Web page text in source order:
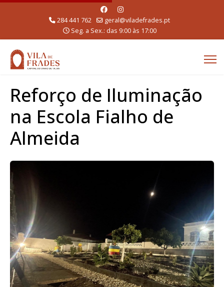
284 441 762
geral@viladefrades.pt
Seg. a Sex.: das 9:00 às 17:00
Reforço de Iluminação
na Escola Fialho de
Almeida